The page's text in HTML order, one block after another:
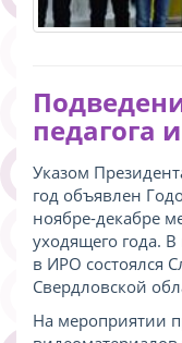
педагога
Указом
год объявлен
ноябре-декабре
уходящего года.
в ИРО состоялся
Свердловской
На мероприятии